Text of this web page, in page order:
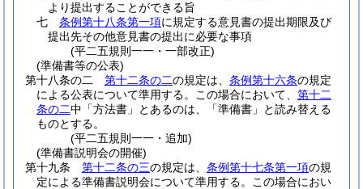
より提出することができる旨
七
条例第十八条第一項に規定する意見書の提出期限及び
提出先その他意見書の提出に必要な事項
(平二五規則一一・一部改正)
(準備書等の公表)
第十八条の二
第十二条の二の規定は、 条例第十六条の規定
による公表について準用する。
この場合において、 第十二
条の二中「方法書」とあるのは、「準備書」と読み替える
ものとする。
(平二五規則一一・追加)
(準備書説明会の開催)
第十九条
第十二条の三の規定は、 条例第十七条第一項の規
定による準備書説明会について準用する。
この場合におい